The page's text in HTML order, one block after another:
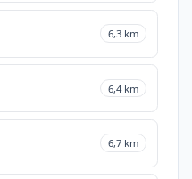
6,3 km
6,4 km
6,7 km